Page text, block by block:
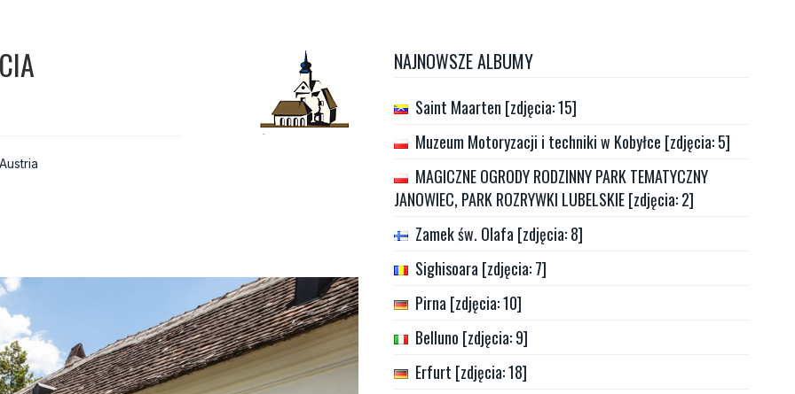
Austria
NAJNOWSZE ALBUMY
Saint Maarten [zdjęcia: 15]
Muzeum Motoryzacji i techniki w Kobyłce [zdjęcia: 5]
MAGICZNE OGRODY RODZINNY PARK TEMATYCZNY
JANOWIEC, PARK ROZRYWKI LUBELSKIE [zdjęcia: 2]
Zamek św. Olafa [zdjęcia: 8]
Sighisoara [zdjęcia: 7]
Pirna [zdjęcia: 10]
Belluno [zdjęcia: 9]
Erfurt [zdjęcia: 18]